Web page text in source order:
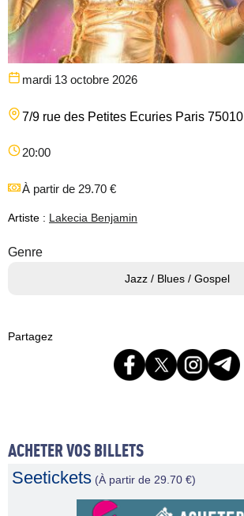
mardi 13 octobre 2026
7/9 rue des Petites Ecuries Paris 75010
20:00
À partir de 29.70 €
Artiste : Lakecia Benjamin
Genre
Jazz / Blues / Gospel
Partagez
ACHETER VOS BILLETS
Seetickets (À partir de 29.70 €)